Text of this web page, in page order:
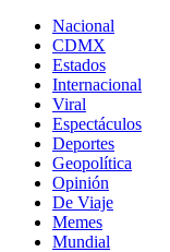
Nacional
CDMX
Estados
Internacional
Viral
Espectáculos
Deportes
Geopolítica
Opinión
De Viaje
Memes
Mundial